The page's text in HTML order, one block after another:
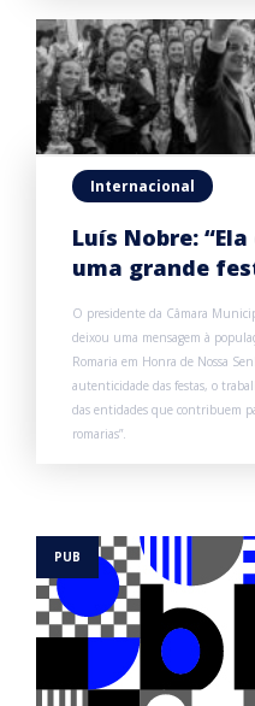
Internacional
Luís Nobre:
uma grande
O presidente da Câmara
deixou uma mensagem à
Romaria em Honra de Nossa
autenticidade das festas, o
das entidades que contribuem
romarias”.